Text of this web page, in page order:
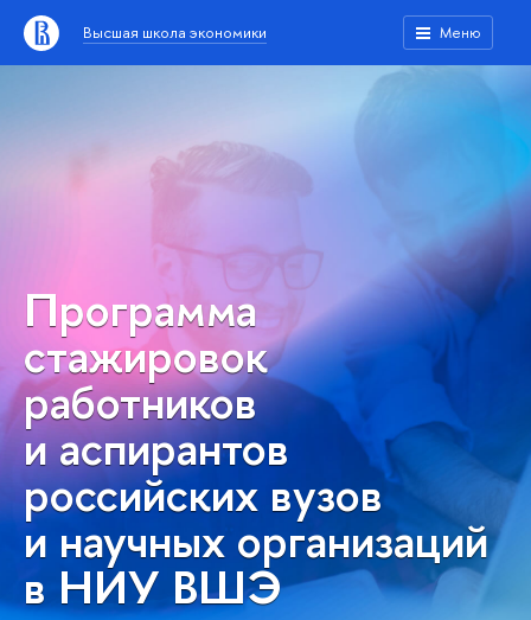
Высшая школа экономики Меню
Программа
стажировок
работников
и аспирантов
российских вузов
и научных организаций
в НИУ ВШЭ